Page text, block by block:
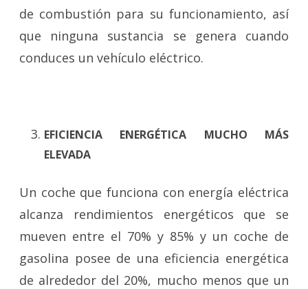
de combustión para su funcionamiento, así
que ninguna sustancia se genera cuando
conduces un vehículo eléctrico.
EFICIENCIA ENERGÉTICA MUCHO MÁS
ELEVADA
Un coche que funciona con energía eléctrica
alcanza rendimientos energéticos que se
mueven entre el 70% y 85% y un coche de
gasolina posee de una eficiencia energética
de alrededor del 20%, mucho menos que un